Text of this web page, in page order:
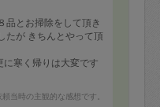
品とお掃除をして頂き
たが きちんとやって頂
寒く帰りは大変です
。
当時の主観的な感想です。